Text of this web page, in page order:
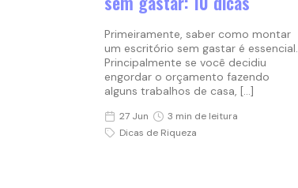
Primeiramente, saber como montar
um escritório sem gastar é essencial.
Principalmente se você decidiu
engordar o orçamento fazendo
alguns trabalhos de casa, […]
27 Jun
3 min de leitura
Dicas de Riqueza